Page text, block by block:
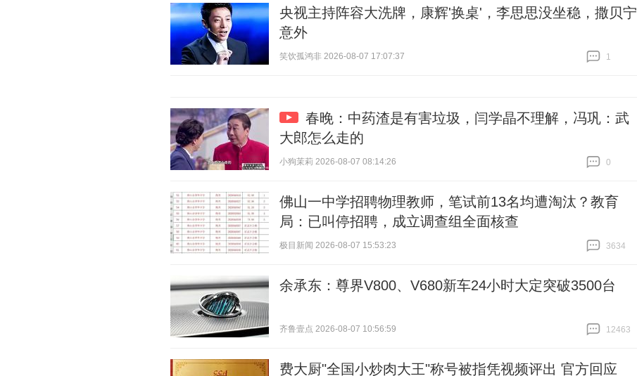
央视主持阵容大洗牌，康辉'换桌'，李思思没坐稳，撒贝宁
意外
笑饮孤鸿非 2026-08-07 17:07:37
1
春晚：中药渣是有害垃圾，闫学晶不理解，冯巩：武
大郎怎么走的
小狗茉莉 2026-08-07 08:14:26
0
佛山一中学招聘物理教师，笔试前13名均遭淘汰？教育
局：已叫停招聘，成立调查组全面核查
极目新闻 2026-08-07 15:53:23
3634
余承东：尊界V800、V680新车24小时大定突破3500台
齐鲁壹点 2026-08-07 10:56:59
12463
费大厨"全国小炒肉大王"称号被指凭视频评出 官方回应